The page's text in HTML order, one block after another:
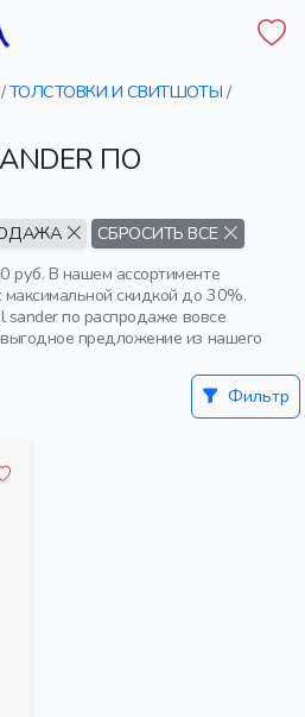
/ТОЛСТОВКИ И СВИТШОТЫ /
ПО
СБРОСИТЬ ВСЕ
В нашем ассортименте
скидкой до 30%.
sander по распродаже вовсе
предложение из нашего
Фильтр